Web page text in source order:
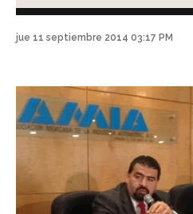
jue 11 septiembre 2014 03:17 PM